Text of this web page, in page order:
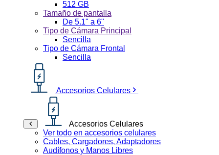
512 GB
Tamaño de pantalla
De 5.1" a 6"
Tipo de Cámara Principal
Sencilla
Tipo de Cámara Frontal
Sencilla
Accesorios Celulares
Accesorios Celulares
Ver todo en accesorios celulares
Cables, Cargadores, Adaptadores
Audífonos y Manos Libres